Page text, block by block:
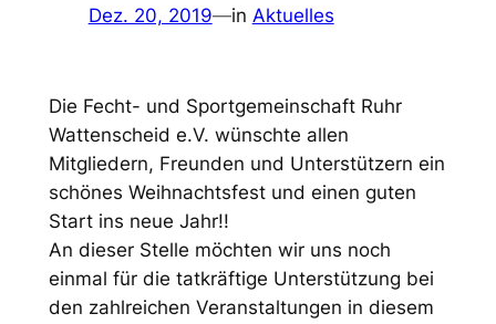
Dez. 20, 2019—in Aktuelles
Die Fecht- und Sportgemeinschaft Ruhr
Wattenscheid e.V. wünschte allen
Mitgliedern, Freunden und Unterstützern ein
schönes Weihnachtsfest und einen guten
Start ins neue Jahr!!
An dieser Stelle möchten wir uns noch
einmal für die tatkräftige Unterstützung bei
den zahlreichen Veranstaltungen in diesem